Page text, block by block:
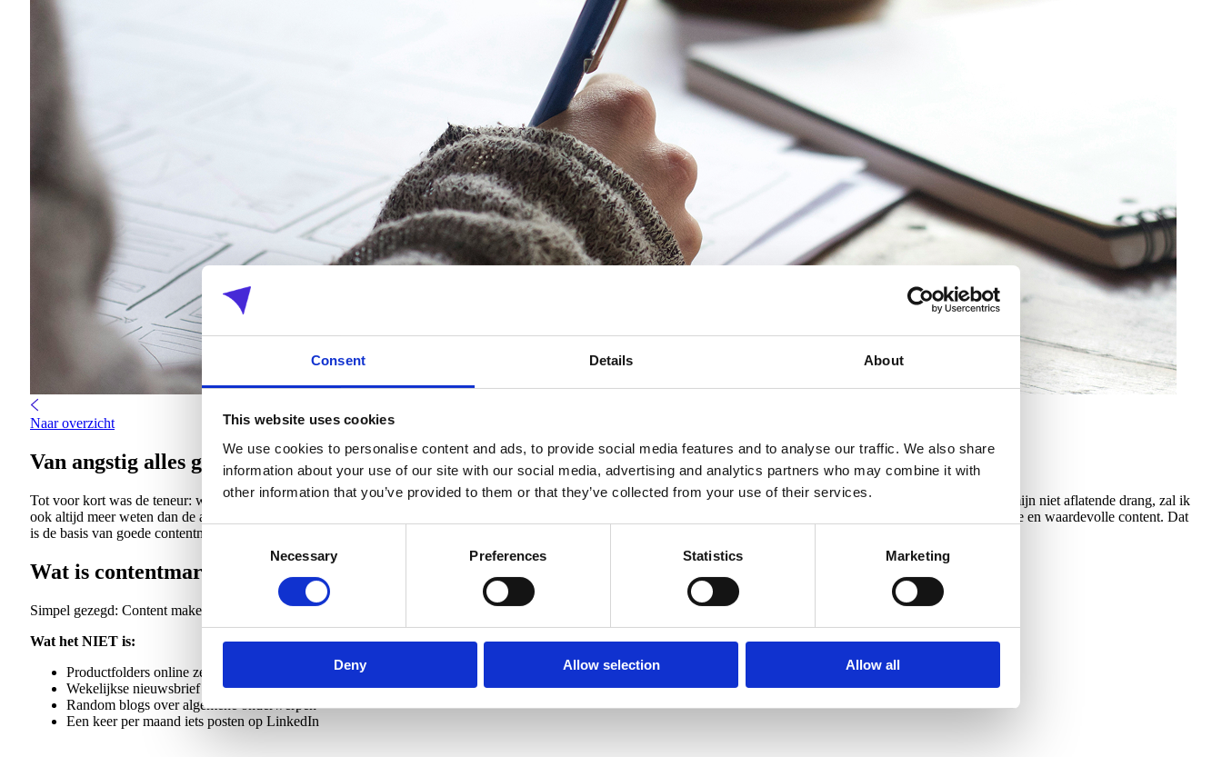
Consent Details About
This website uses cookies
We use cookies to personalise content and ads, to provide social media features and to analyse our traffic. We also share
information about your use of our site with our social media, advertising and analytics partners who may combine it with
other information that you’ve provided to them or that they’ve collected from your use of their services.
Consent
Necessary Preferences Statistics Marketing
Deny Allow selection Allow all
Naar overzicht
Van angstig alles geheimhouden naar strategisch delen
Tot voor kort was de teneur: waarom zou ik delen met de wereld wat ik weet? Mijn concurrent leest mee. Die tijd is voorbij.Nu is het: ik weet meer dan een ander en door mijn niet aflatende drang, zal ik
ook altijd meer weten dan de ander. Dus deel die kennis.
wat je weet fragmentarisch. Bezorg je doelpubliek relevante en waardevolle content. Dat
is de basis van goede contentmarketing.
Wat is contentmarketing eigenlijk?
Simpel gezegd: Content maken die jouw ICP helpt, zodat ze je gaan zien als expert en uiteindelijk klant worden.
Wat het NIET is:
Productfolders online zetten
Wekelijkse nieuwsbrief met "laatste nieuws"
Random blogs over algemene onderwerpen
Een keer per maand iets posten op LinkedIn